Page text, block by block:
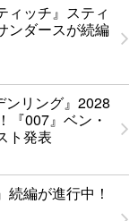
ィッチ』スティ
ンダースが続編
リング』2028
『007』ベン・
ト発表
続編が進行中！